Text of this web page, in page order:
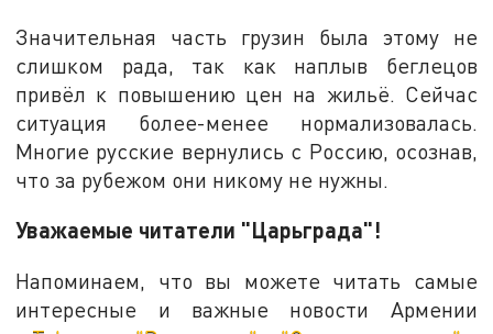
Значительная часть грузин была этому не
слишком рада, так как наплыв беглецов
привёл к повышению цен на жильё. Сейчас
ситуация более-менее нормализовалась.
Многие русские вернулись с Россию, осознав,
что за рубежом они никому не нужны.
Уважаемые читатели "Царьграда"!
Напоминаем, что вы можете читать самые
интересные и важные новости Армении